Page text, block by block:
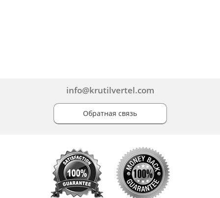
info@krutilvertel.com
Обратная связь